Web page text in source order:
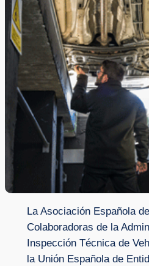
La Asociación Española
Colaboradoras de la
Inspección Técnica de
la Unión Española de